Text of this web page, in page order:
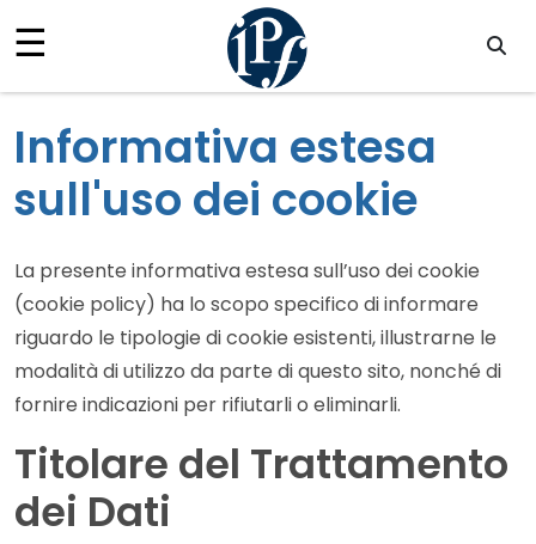
☰ ×
HOME
KIDS
Informativa estesa
sull'uso dei cookie
La presente informativa estesa sull’uso dei cookie
(cookie policy) ha lo scopo specifico di informare
riguardo le tipologie di cookie esistenti, illustrarne le
modalità di utilizzo da parte di questo sito, nonché di
fornire indicazioni per rifiutarli o eliminarli.
Titolare del Trattamento
dei Dati